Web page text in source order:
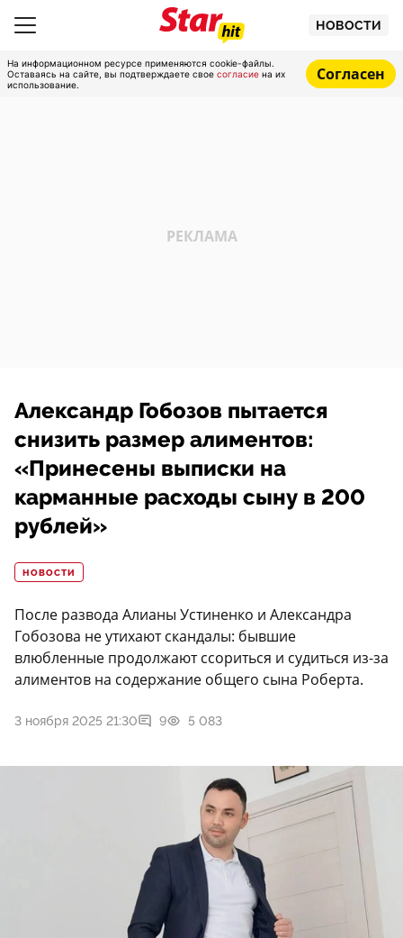
НОВОСТИ
На информационном ресурсе применяются cookie-файлы.
Оставаясь на сайте, вы подтверждаете свое согласие на их
использование.
Согласен
Александр Гобозов пытается
снизить размер алиментов:
«Принесены выписки на
карманные расходы сыну в 200
рублей»
НОВОСТИ
После развода Алианы Устиненко и Александра
Гобозова не утихают скандалы: бывшие
влюбленные продолжают ссориться и судиться из-за
алиментов на содержание общего сына Роберта.
3 ноября 2025 21:30 9 5 083